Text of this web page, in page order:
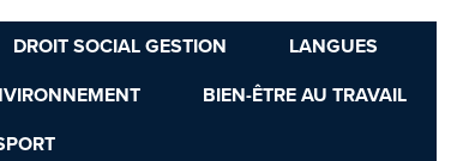
DROIT SOCIAL GESTION
LANGUES
BIEN-ÊTRE AU TRAVAIL